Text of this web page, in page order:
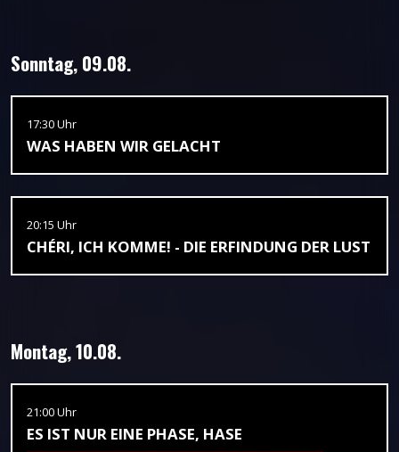
Sonntag, 09.08.
17:30 Uhr
WAS HABEN WIR GELACHT
20:15 Uhr
CHÉRI, ICH KOMME! - DIE ERFINDUNG DER LUST
Montag, 10.08.
21:00 Uhr
ES IST NUR EINE PHASE, HASE